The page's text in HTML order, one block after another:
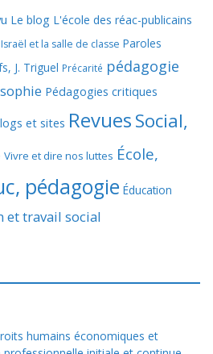
Le blog L'école des réac-publicains
et la salle de classe Paroles
J. Triguel Précarité pédagogie
Pédagogies critiques
et sites RevuesSocial,
Vivre et dire nos luttes École,
pédagogie Éducation
et travail social
humains économiques et